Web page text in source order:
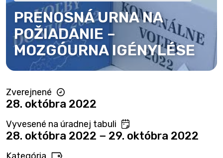
PRENOSNÁ URNA NA
POŽIADANIE –
MOZGÓURNA IGÉNYLÉSE
Zverejnené
28. októbra 2022
Vyvesené na úradnej tabuli
28. októbra 2022 − 29. októbra 2022